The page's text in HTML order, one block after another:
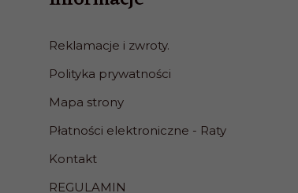
Reklamacje i zwroty.
Polityka prywatności
Mapa strony
Płatności elektroniczne - Raty
Kontakt
REGULAMIN